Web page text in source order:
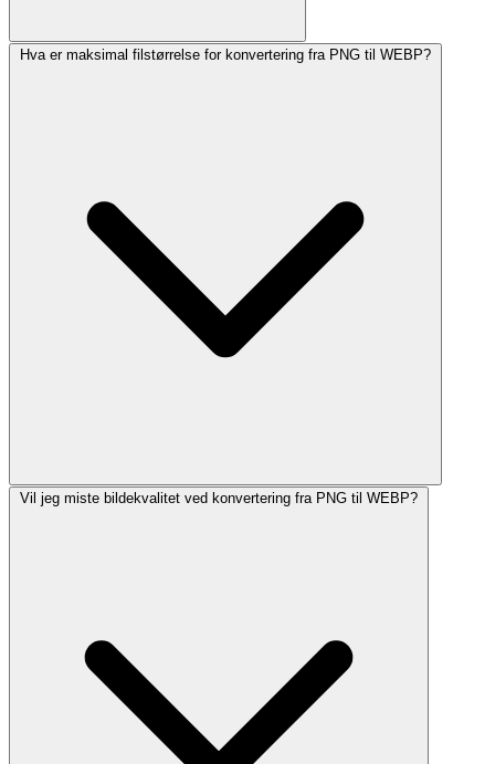
Hva er maksimal filstørrelse for konvertering fra PNG til WEBP?
Vil jeg miste bildekvalitet ved konvertering fra PNG til WEBP?